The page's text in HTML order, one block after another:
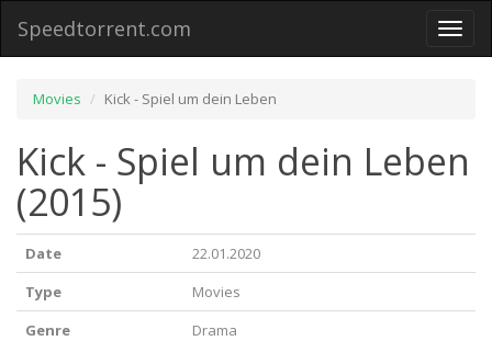
Toggle
Speedtorrent.com
Movies Kick - Spiel um dein Leben
Kick - Spiel um dein Leben
(2015)
Date
22.01.2020
Type
Movies
Genre
Drama